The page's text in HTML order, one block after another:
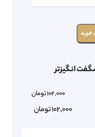
خرید
انگیزتر
102,000تومان
102,000تومان